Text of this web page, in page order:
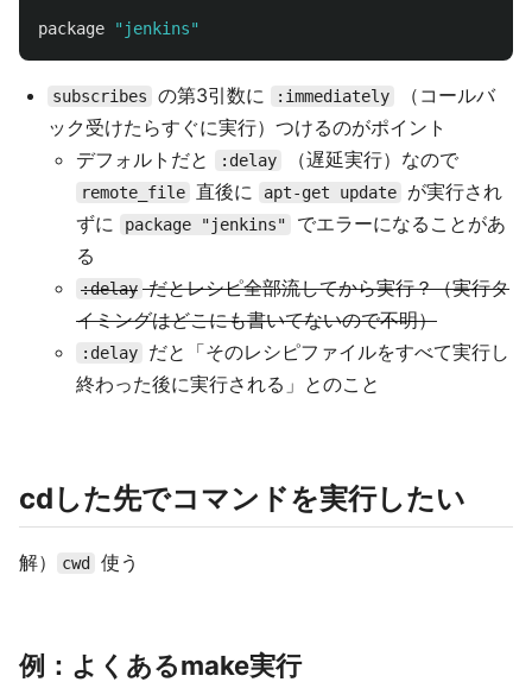
package "jenkins"
subscribes の第3引数に :immediately
（コールバ
ック受けたらすぐに実行）つけるのがポイント
デフォルトだと
:delay （遅延実行）なので
remote_file 直後に apt-get update
が実行され
ずに
package "jenkins"
でエラーになることがあ
る
:delay だとレシピ全部流してから実行？（実行タ
イミングはどこにも書いてないので不明）
:delay
だと「そのレシピファイルをすべて実行し
終わった後に実行される」とのこと
cdした先でコマンドを実行したい
解） cwd 使う
例：よくあるmake実行